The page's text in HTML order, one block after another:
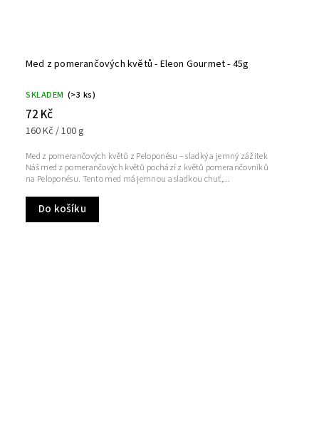
Med z pomerančových květů - Eleon Gourmet - 45g
SKLADEM (>3 ks)
72 Kč
160 Kč / 100 g
Do košíku
Med z pomerančových květů z Peloponésu – sladký a jemný zážitek
Náš med z pomerančových květů pochází z květů pomerančovníků
na Peloponésu. Tento med má jemnou a sladkou chuť,...